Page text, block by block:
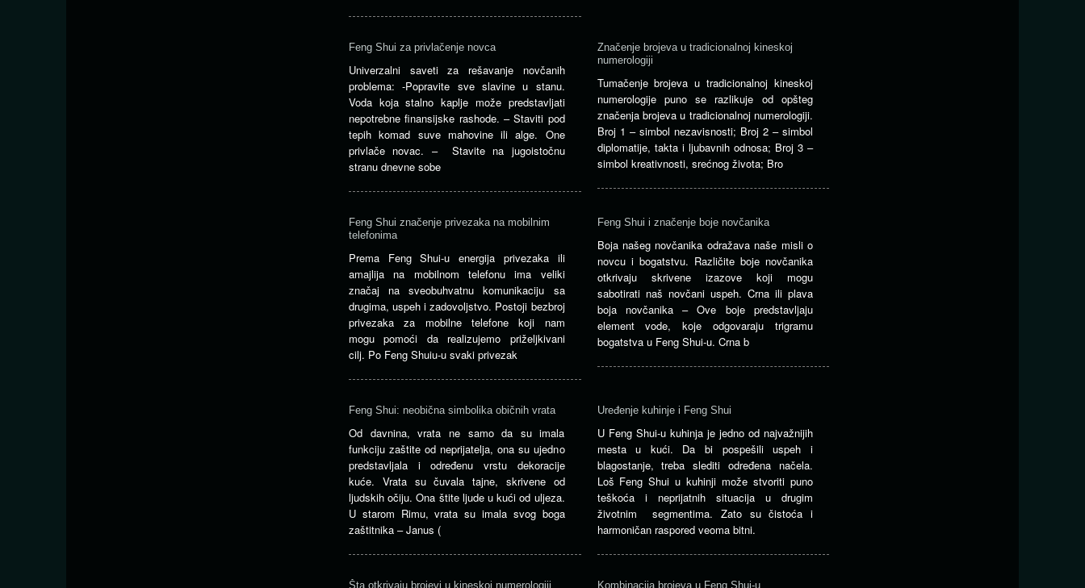
Feng Shui za privlačenje novca
Univerzalni saveti za rešavanje novčanih
problema: -Popravite sve slavine u stanu.
Voda koja stalno kaplje može predstavljati
nepotrebne finansijske rashode. – Staviti pod
tepih komad suve mahovine ili alge. One
privlače novac. – Stavite na jugoistočnu
stranu dnevne sobe
Značenje brojeva u tradicionalnoj kineskoj
numerologiji
Tumačenje brojeva u tradicionalnoj kineskoj
numerologije puno se razlikuje od opšteg
značenja brojeva u tradicionalnoj numerologiji.
Broj 1 – simbol nezavisnosti; Broj 2 – simbol
diplomatije, takta i ljubavnih odnosa; Broj 3 –
simbol kreativnosti, srećnog života; Bro
Feng Shui značenje privezaka na mobilnim
telefonima
Prema Feng Shui-u energija privezaka ili
amajlija na mobilnom telefonu ima veliki
značaj na sveobuhvatnu komunikaciju sa
drugima, uspeh i zadovoljstvo. Postoji bezbroj
privezaka za mobilne telefone koji nam
mogu pomoći da realizujemo priželjkivani
cilj. Po Feng Shuiu-u svaki privezak
Feng Shui i značenje boje novčanika
Boja našeg novčanika odražava naše misli o
novcu i bogatstvu. Različite boje novčanika
otkrivaju skrivene izazove koji mogu
sabotirati naš novčani uspeh. Crna ili plava
boja novčanika – Ove boje predstavljaju
element vode, koje odgovaraju trigramu
bogatstva u Feng Shui-u. Crna b
Feng Shui: neobična simbolika običnih vrata
Od davnina, vrata ne samo da su imala
funkciju zaštite od neprijatelja, ona su ujedno
predstavljala i određenu vrstu dekoracije
kuće. Vrata su čuvala tajne, skrivene od
ljudskih očiju. Ona štite ljude u kući od uljeza.
U starom Rimu, vrata su imala svog boga
zaštitnika – Janus (
Uređenje kuhinje i Feng Shui
U Feng Shui-u kuhinja je jedno od najvažnijih
mesta u kući. Da bi pospešili uspeh i
blagostanje, treba slediti određena načela.
Loš Feng Shui u kuhinji može stvoriti puno
teškoća i neprijatnih situacija u drugim
životnim segmentima. Zato su čistoća i
harmoničan raspored veoma bitni.
Šta otkrivaju brojevi u kineskoj numerologiji Kombinacija brojeva u Feng Shui-u